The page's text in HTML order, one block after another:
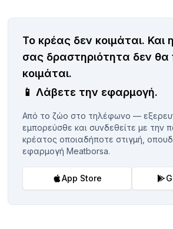
Το κρέας δεν κοιμάται. Και
σας δραστηριότητα δεν θα
κοιμάται.
📱 Λάβετε την εφαρμογή.
Από το ζώο στο τηλέφωνο —
εμπορεύσθε και συνδεθείτε με την
κρέατος οποιαδήποτε στιγμή,
εφαρμογή Meatborsa.
App Store